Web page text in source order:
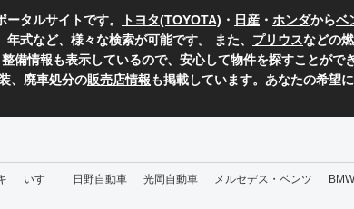
タルサイトです。 トヨタ(TOYOTA) ・ 日産 ・ ホンダからベ
式など、様々な検索が可能です。 また、 プリウスなどの
備情報も表示しているので、安心して物件を探すことがで
、廃車処分の販売店情報も掲載しています。あなたの希望
いすゞ 日野自動車 光岡自動車 メルセデス・ベンツ BMW